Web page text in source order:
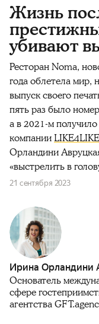
Жизнь
убивают
Ресторан Noma,
года облетела мир,
выпуск своего
пять раз было
а в 2021-м
компанииLIKE4LIKE
Орландини
«выстрелить в
21 сентября 2023
Ирина Орландини
Основатель
сфере
агентства